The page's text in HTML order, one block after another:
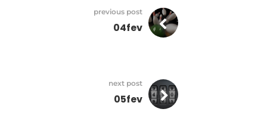
previous post
04fev
next post
05fev